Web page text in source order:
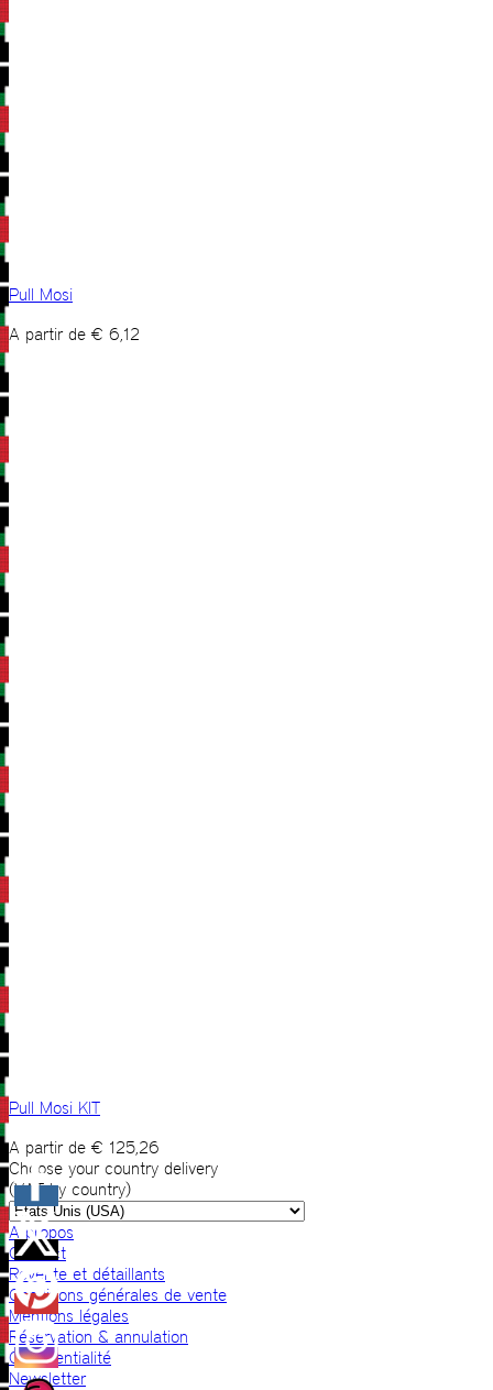
Pull Mosi
A partir de € 6,12
Pull Mosi KIT
A partir de € 125,26
Choose your country delivery
(VAT by country)
A propos
Contact
Revente et détaillants
Conditions générales de vente
Mentions légales
Réservation & annulation
Confidentialité
Newsletter